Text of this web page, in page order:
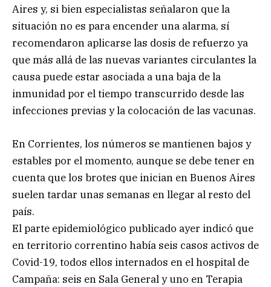
Aires y, si bien especialistas señalaron que la
situación no es para encender una alarma, sí
recomendaron aplicarse las dosis de refuerzo ya
que más allá de las nuevas variantes circulantes la
causa puede estar asociada a una baja de la
inmunidad por el tiempo transcurrido desde las
infecciones previas y la colocación de las vacunas.
En Corrientes, los números se mantienen bajos y
estables por el momento, aunque se debe tener en
cuenta que los brotes que inician en Buenos Aires
suelen tardar unas semanas en llegar al resto del
país.
El parte epidemiológico publicado ayer indicó que
en territorio correntino había seis casos activos de
Covid-19, todos ellos internados en el hospital de
Campaña: seis en Sala General y uno en Terapia